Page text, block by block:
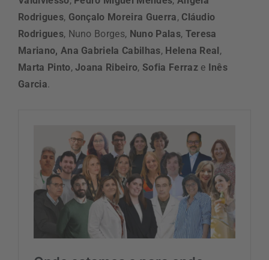
Rodrigues, Gonçalo Moreira Guerra, Cláudio
Rodrigues, Nuno Borges, Nuno Palas, Teresa
Mariano, Ana Gabriela Cabilhas, Helena Real,
Marta Pinto,Joana Ribeiro, Sofia Ferraze Inês
Garcia.